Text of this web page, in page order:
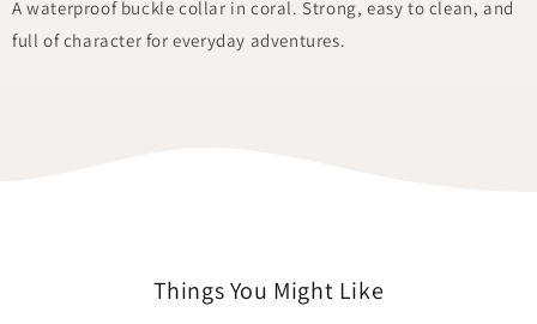
A waterproof buckle collar in coral. Strong, easy to clean, and
full of character for everyday adventures.
Things You Might Like